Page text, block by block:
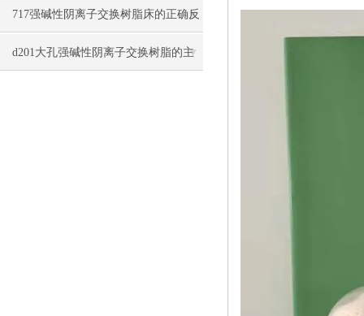
生与步骤
717强碱性阴离子交换树脂床的正确反
洗与再生方法
d201大孔强碱性阴离子交换树脂的主